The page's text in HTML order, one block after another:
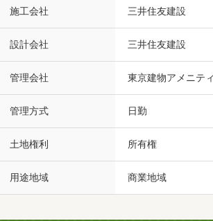
施工会社 三井住友建設
設計会社 三井住友建設
管理会社 東京建物アメニテ
管理方式 日勤
土地権利 所有権
用途地域 商業地域